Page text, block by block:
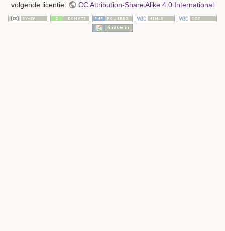
volgende licentie:
CC Attribution-Share Alike 4.0 International